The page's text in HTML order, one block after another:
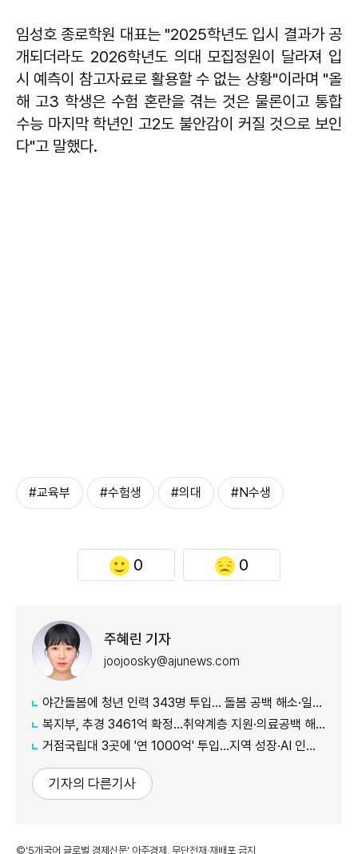
임성호 종로학원 대표는 "2025학년도 입시 결과가 공
개되더라도 2026학년도 의대 모집정원이 달라져 입
시 예측이 참고자료로 활용할 수 없는 상황"이라며 "올
해 고3 학생은 수험 혼란을 겪는 것은 물론이고 통합
수능 마지막 학년인 고2도 불안감이 커질 것으로 보인
다"고 말했다.
#교육부 #수험생 #의대 #N수생
0 0
주혜린 기자
joojoosky@ajunews.com
야간돌봄에 청년 인력 343명 투입… 돌봄 공백 해소·일자리 확대 추진
복지부, 추경 3461억 확정…취약계층 지원·의료공백 해소 강화
거점국립대 3곳에 '연 1000억' 투입…지역 성장·AI 인재 거점 육성
기자의 다른기사
©'5개국어 글로벌 경제신문' 아주경제. 무단전재·재배포 금지